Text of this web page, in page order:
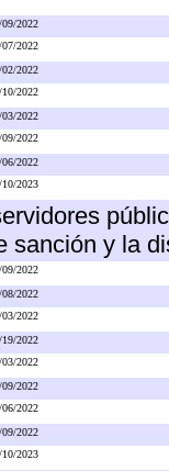
09/2022
07/2022
02/2022
10/2022
03/2022
09/2022
06/2022
10/2023
sanción y la
09/2022
08/2022
03/2022
19/2022
03/2022
09/2022
06/2022
09/2022
10/2023